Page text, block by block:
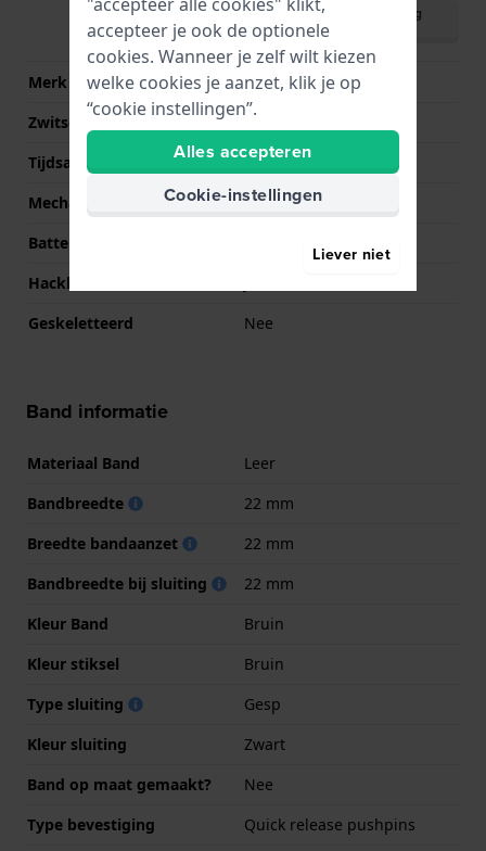
Download handleiding
(English)
Merk uurwerk
Bao Jie
Zwitsers uurwerk
Tijdsaanduiding
Analoog - Digitaal
Mechanisme
Quartz
Batterij
Hackbaar
Geskeletteerd
Nee
Band informatie
Materiaal Band
Leer
Bandbreedte
22 mm
Breedte bandaanzet
22 mm
Bandbreedte bij sluiting
22 mm
Kleur Band
Bruin
Kleur stiksel
Bruin
Type sluiting
Gesp
Kleur sluiting
Zwart
Band op maat gemaakt?
Nee
Type bevestiging
Quick release pushpins
accepteer je ook de optionele
cookies. Wanneer je zelf wilt kiezen
welke cookies je aanzet, klik je op
“cookie instellingen”.
Alles accepteren
Cookie-instellingen
Liever niet